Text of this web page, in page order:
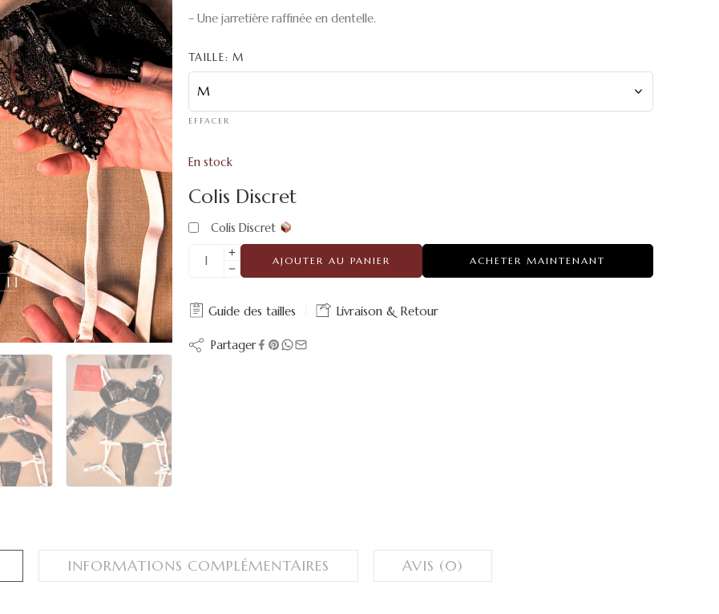
– Une jarretière raffinée en dentelle.
TAILLE M
EFFACER
En stock
Colis Discret
Colis Discret
AJOUTER AU PANIER ACHETER MAINTENANT
Guide des tailles Livraison & Retour
Partager
INFORMATIONS COMPLÉMENTAIRES AVIS (0)